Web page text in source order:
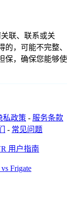
关联、联系或关
，可能不完整、
保，确保您能够使
私政策 - 服务条款
- 常见问题
用户指南
Frigate